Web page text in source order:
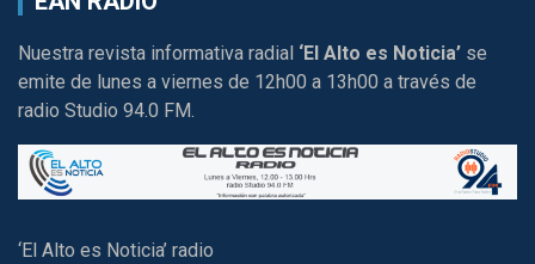
Nuestra revista informativa radial ‘El Alto es Noticia’ se
emite de lunes a viernes de 12h00 a 13h00 a través de
radio Studio 94.0 FM.
‘El Alto es Noticia’ radio